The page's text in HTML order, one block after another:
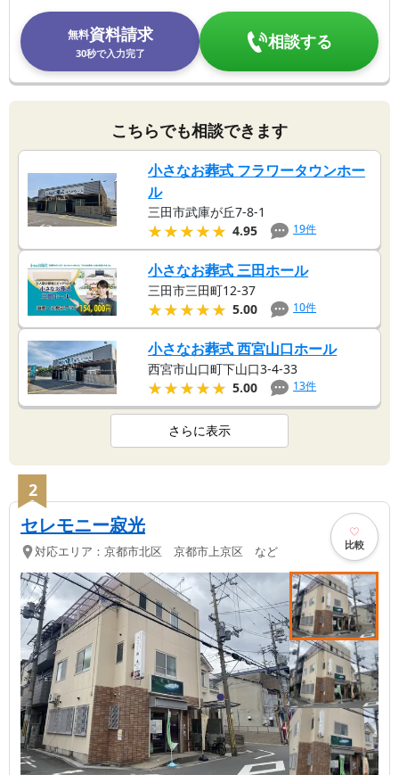
無料資料請求
30秒で入力完了
相談する
こちらでも相談できます
小さなお葬式 フラワータウンホー
ル
三田市武庫が丘7-8-1
★★★★★
★★★★★ 4.95 19件
小さなお葬式 三田ホール
三田市三田町12-37
★★★★★
★★★★★ 5.00 10件
小さなお葬式 西宮山口ホール
西宮市山口町下山口3-4-33
★★★★★
★★★★★ 5.00 13件
さらに表示
2
セレモニー寂光
対応エリア： 京都市北区 京都市上京区 など 比較